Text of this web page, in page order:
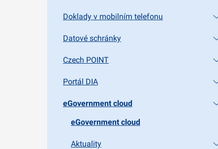
Doklady v mobilním telefonu
Datové schránky
Czech POINT
Portál DIA
eGovernment cloud
eGovernment cloud
Aktuality